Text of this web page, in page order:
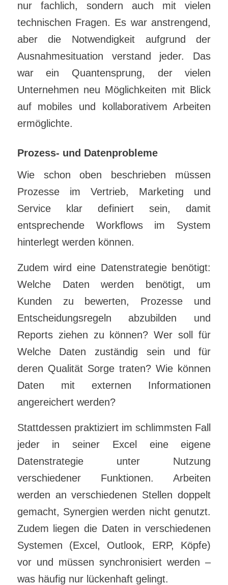
nur fachlich, sondern auch mit vielen
technischen Fragen. Es war anstrengend,
aber die Notwendigkeit aufgrund der
Ausnahmesituation verstand jeder. Das
war ein Quantensprung, der vielen
Unternehmen neu Möglichkeiten mit Blick
auf mobiles und kollaborativem Arbeiten
ermöglichte.
Prozess- und Datenprobleme
Wie schon oben beschrieben müssen
Prozesse im Vertrieb, Marketing und
Service klar definiert sein, damit
entsprechende Workflows im System
hinterlegt werden können.
Zudem wird eine Datenstrategie benötigt:
Welche Daten werden benötigt, um
Kunden zu bewerten, Prozesse und
Entscheidungsregeln abzubilden und
Reports ziehen zu können? Wer soll für
Welche Daten zuständig sein und für
deren Qualität Sorge traten? Wie können
Daten mit externen Informationen
angereichert werden?
Stattdessen praktiziert im schlimmsten Fall
jeder in seiner Excel eine eigene
Datenstrategie unter Nutzung
verschiedener Funktionen. Arbeiten
werden an verschiedenen Stellen doppelt
gemacht, Synergien werden nicht genutzt.
Zudem liegen die Daten in verschiedenen
Systemen (Excel, Outlook, ERP, Köpfe)
vor und müssen synchronisiert werden –
was häufig nur lückenhaft gelingt.